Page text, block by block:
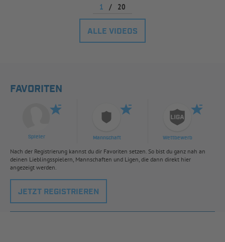
1 / 20
ALLE VIDEOS
FAVORITEN
Spieler Mannschaft Wettbewerb
Nach der Registrierung kannst du dir Favoriten setzen. So bist du ganz nah an
deinen Lieblingsspielern, Mannschaften und Ligen, die dann direkt hier
angezeigt werden.
JETZT REGISTRIEREN